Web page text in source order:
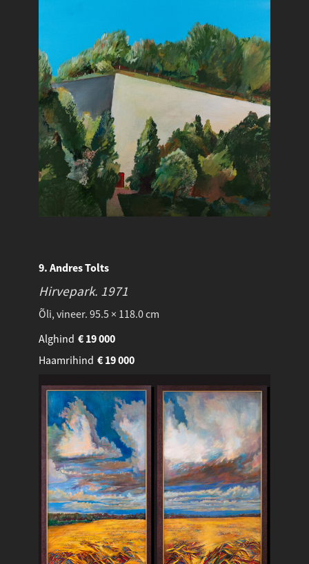
9. Andres Tolts
Hirvepark. 1971
Õli, vineer. 95.5 × 118.0 cm
Alghind
19 000
€
Haamrihind
19 000
€